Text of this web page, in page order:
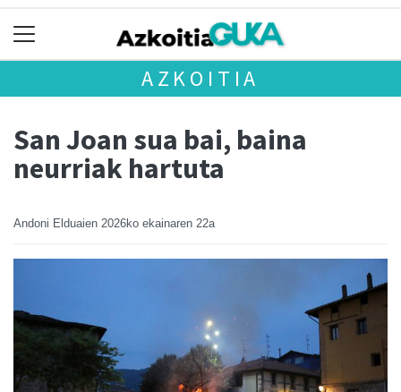
AZKOITIA
San Joan sua bai, baina
neurriak hartuta
Andoni Elduaien 2026ko ekainaren 22a